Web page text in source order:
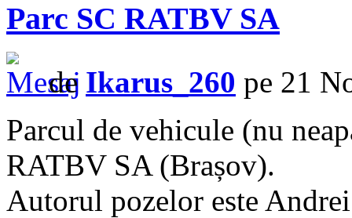
Parc SC RATBV SA
de Ikarus_260 pe 21
Parcul de vehicule (nu
RATBV SA (Brașov).
Autorul pozelor este